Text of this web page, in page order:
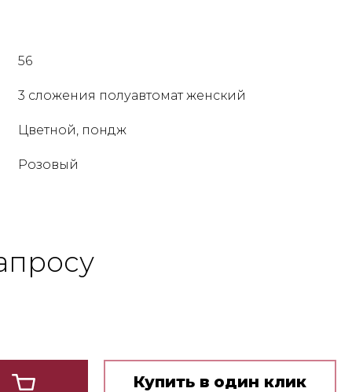
56
3 сложения полуавтомат женский
Цветной, пондж
Розовый
Купить в один клик